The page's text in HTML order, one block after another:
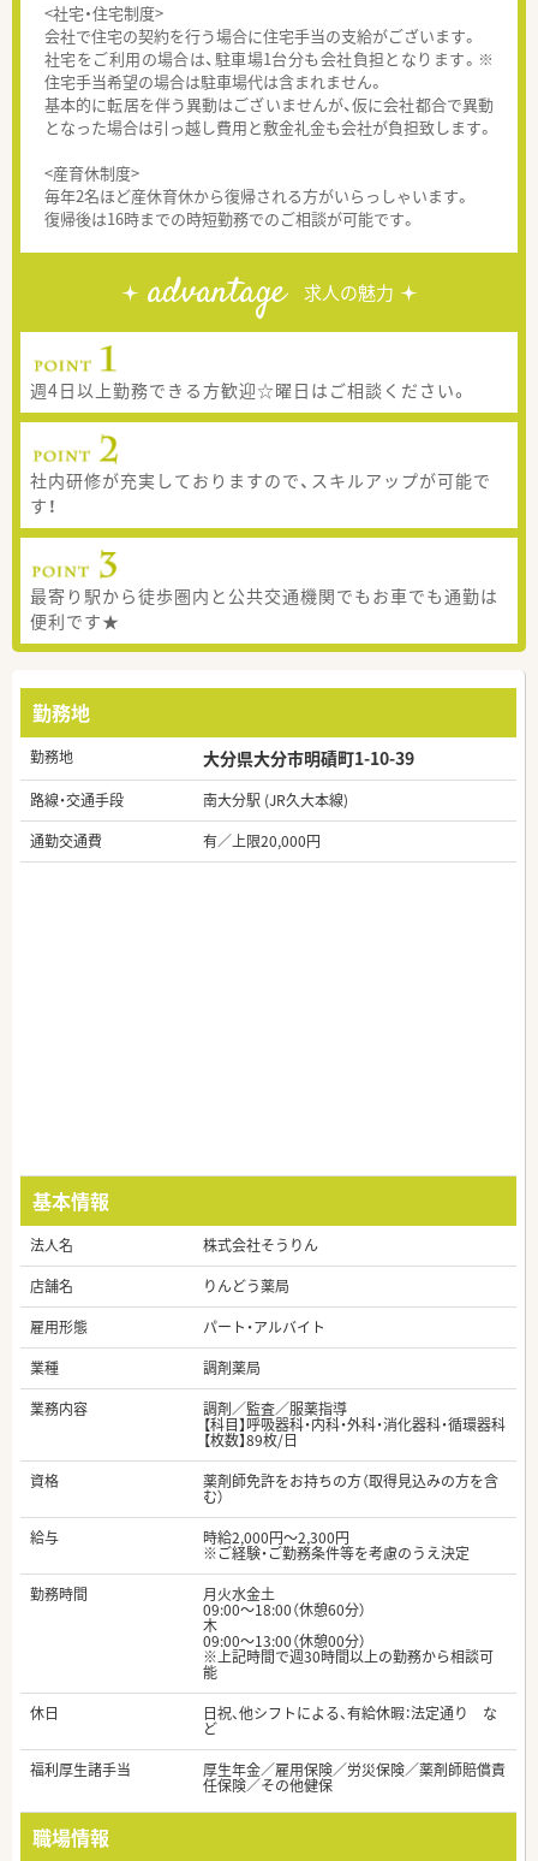
<社宅・住宅制度>
会社で住宅の契約を行う場合に住宅手当の支給がございます。
社宅をご利用の場合は、駐車場1台分も会社負担となります。※
住宅手当希望の場合は駐車場代は含まれません。
基本的に転居を伴う異動はございませんが、仮に会社都合で異動
となった場合は引っ越し費用と敷金礼金も会社が負担致します。
<産育休制度>
毎年2名ほど産休育休から復帰される方がいらっしゃいます。
復帰後は16時までの時短勤務でのご相談が可能です。
advantage 求人の魅力
週4日以上勤務できる方歓迎☆曜日はご相談ください。
社内研修が充実しておりますので、スキルアップが可能で
す！
最寄り駅から徒歩圏内と公共交通機関でもお車でも通勤は
便利です★
勤務地
勤務地 大分県大分市明磧町1-10-39
路線・交通手段
南大分駅 (JR久大本線)
通勤交通費
有／上限20,000円
基本情報
法人名
株式会社そうりん
店舗名
りんどう薬局
雇用形態
パート・アルバイト
業種
調剤薬局
業務内容
調剤／監査／服薬指導
【科目】呼吸器科・内科・外科・消化器科・循環器科
【枚数】89枚/日
資格
薬剤師免許をお持ちの方（取得見込みの方を含
む）
給与
時給2,000円～2,300円
※ご経験・ご勤務条件等を考慮のうえ決定
勤務時間
月火水金土
09:00～18:00（休憩60分）
木
09:00～13:00（休憩00分）
※上記時間で週30時間以上の勤務から相談可
能
休日
日祝、他シフトによる、有給休暇：法定通り な
ど
福利厚生諸手当
厚生年金／雇用保険／労災保険／薬剤師賠償責
任保険／その他健保
職場情報